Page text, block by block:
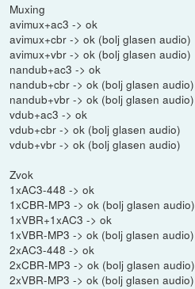
Muxing
avimux+ac3 -> ok
avimux+cbr -> ok (bolj glasen audio)
avimux+vbr -> ok (bolj glasen audio)
nandub+ac3 -> ok
nandub+cbr -> ok (bolj glasen audio)
nandub+vbr -> ok (bolj glasen audio)
vdub+ac3 -> ok
vdub+cbr -> ok (bolj glasen audio)
vdub+vbr -> ok (bolj glasen audio)
Zvok
1xAC3-448 -> ok
1xCBR-MP3 -> ok (bolj glasen audio)
1xVBR+1xAC3 -> ok
1xVBR-MP3 -> ok (bolj glasen audio)
2xAC3-448 -> ok
2xCBR-MP3 -> ok (bolj glasen audio)
2xVBR-MP3 -> ok (bolj glasen audio)